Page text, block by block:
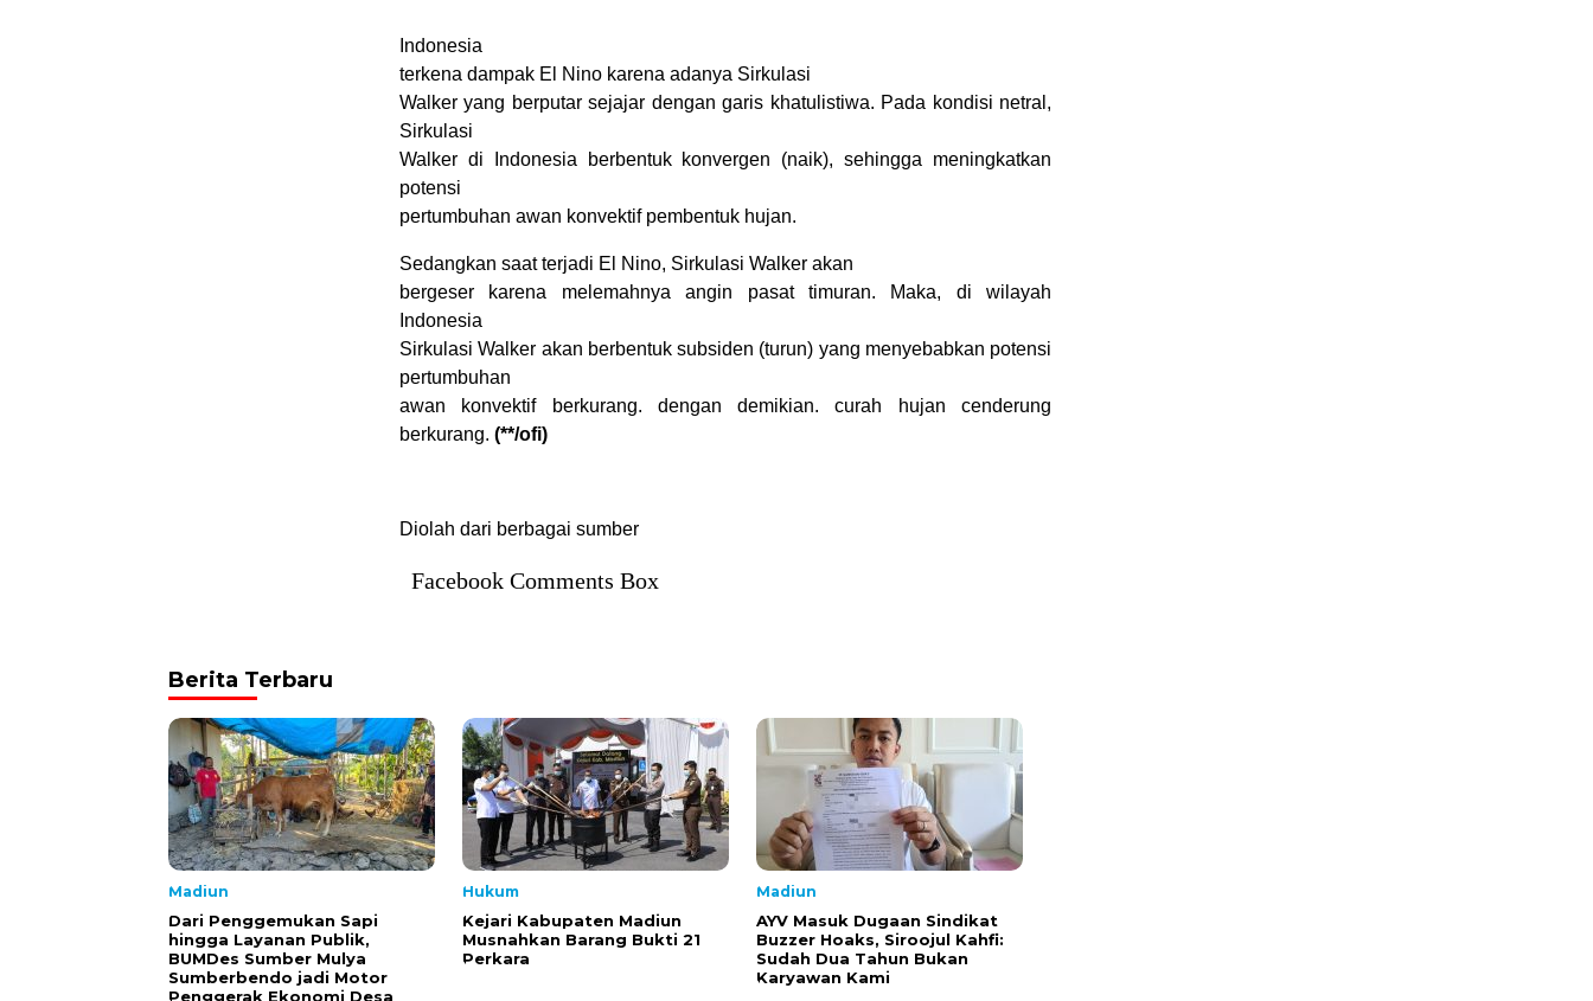
Indonesia
terkena dampak El Nino karena adanya Sirkulasi
Walker yang berputar sejajar dengan garis khatulistiwa. Pada kondisi netral,
Sirkulasi
Walker di Indonesia berbentuk konvergen (naik), sehingga meningkatkan
potensi
pertumbuhan awan konvektif pembentuk hujan.
Sedangkan saat terjadi El Nino, Sirkulasi Walker akan
bergeser karena melemahnya angin pasat timuran. Maka, di wilayah
Indonesia
Sirkulasi Walker akan berbentuk subsiden (turun) yang menyebabkan potensi
pertumbuhan
awan konvektif berkurang. dengan demikian. curah hujan cenderung
berkurang. (**/ofi)
Diolah dari berbagai sumber
Facebook Comments Box
Berita Terbaru
Madiun
Dari Penggemukan Sapi
hingga Layanan Publik,
BUMDes Sumber Mulya
Sumberbendo jadi Motor
Penggerak Ekonomi Desa
Hukum
Kejari Kabupaten Madiun
Musnahkan Barang Bukti 21
Perkara
Madiun
AYV Masuk Dugaan Sindikat
Buzzer Hoaks, Siroojul Kahfi:
Sudah Dua Tahun Bukan
Karyawan Kami